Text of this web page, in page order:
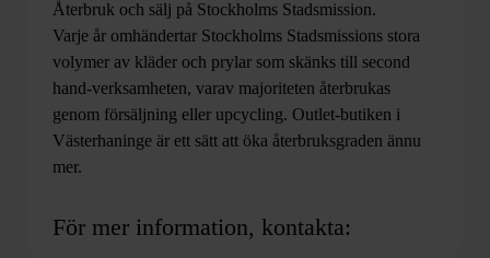
Återbruk och sälj på Stockholms Stadsmission.
Varje år omhändertar Stockholms Stadsmissions stora
volymer av kläder och prylar som skänks till second
hand-verksamheten, varav majoriteten återbrukas
genom försäljning eller upcycling. Outlet-butiken i
Västerhaninge är ett sätt att öka återbruksgraden ännu
mer.
För mer information, kontakta: